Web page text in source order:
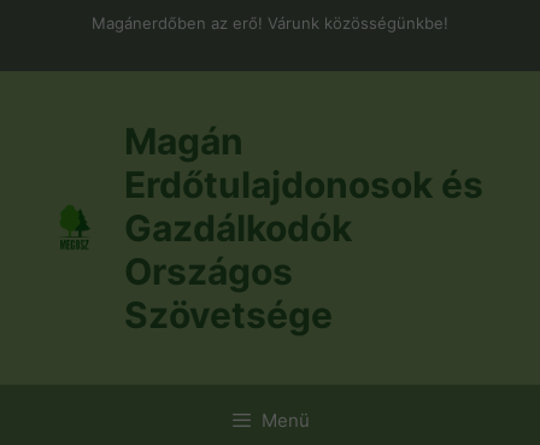
Magánerdőben az erő! Várunk közösségünkbe!
Magán
Erdőtulajdonosok és
Gazdálkodók
Országos
Szövetsége
Menü